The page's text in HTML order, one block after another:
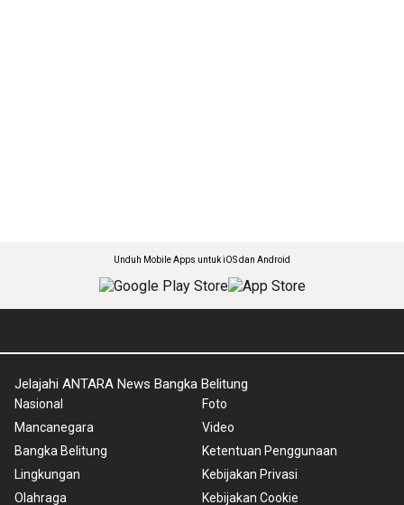
Unduh Mobile Apps untuk iOS dan Android
Jelajahi ANTARA News Bangka Belitung
Nasional
Mancanegara
Bangka Belitung
Lingkungan
Olahraga
Foto
Video
Ketentuan Penggunaan
Kebijakan Privasi
Kebijakan Cookie